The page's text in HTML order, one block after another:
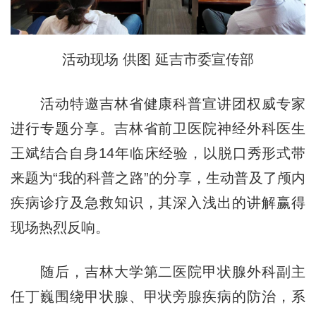
活动现场 供图 延吉市委宣传部
活动特邀吉林省健康科普宣讲团权威专家
进行专题分享。吉林省前卫医院神经外科医生
王斌结合自身14年临床经验，以脱口秀形式带
来题为“我的科普之路”的分享，生动普及了颅内
疾病诊疗及急救知识，其深入浅出的讲解赢得
现场热烈反响。
随后，吉林大学第二医院甲状腺外科副主
任丁巍围绕甲状腺、甲状旁腺疾病的防治，系